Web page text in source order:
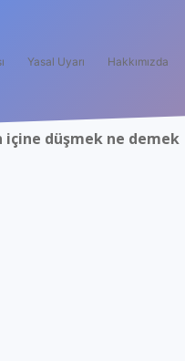
Yasal Uyarı Hakkımızda
içine düşmek ne demek